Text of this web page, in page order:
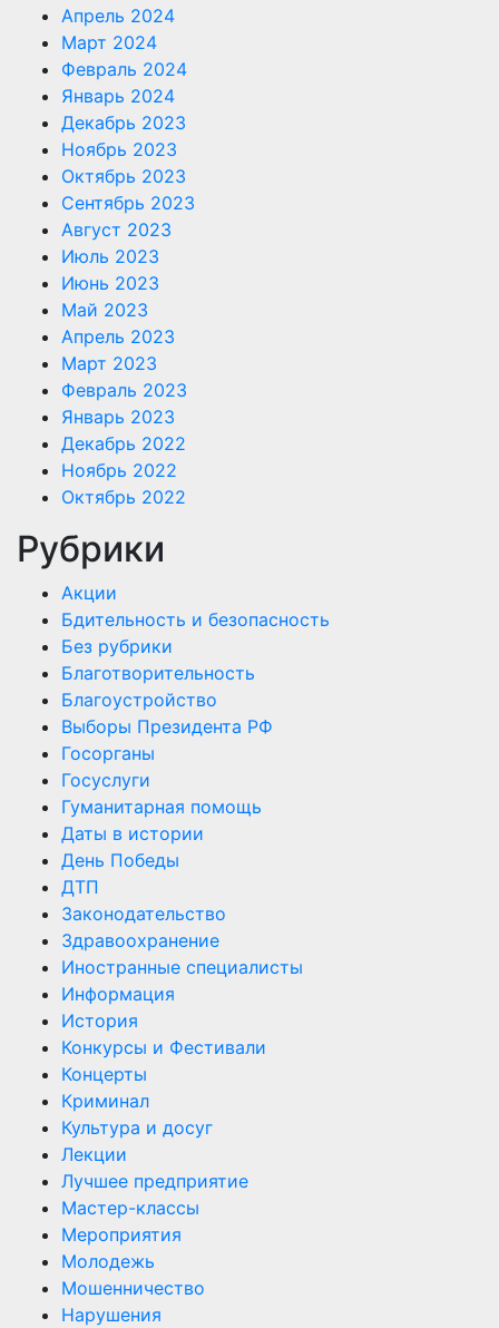
Апрель 2024
Март 2024
Февраль 2024
Январь 2024
Декабрь 2023
Ноябрь 2023
Октябрь 2023
Сентябрь 2023
Август 2023
Июль 2023
Июнь 2023
Май 2023
Апрель 2023
Март 2023
Февраль 2023
Январь 2023
Декабрь 2022
Ноябрь 2022
Октябрь 2022
Рубрики
Акции
Бдительность и безопасность
Без рубрики
Благотворительность
Благоустройство
Выборы Президента РФ
Госорганы
Госуслуги
Гуманитарная помощь
Даты в истории
День Победы
ДТП
Законодательство
Здравоохранение
Иностранные специалисты
Информация
История
Конкурсы и Фестивали
Концерты
Криминал
Культура и досуг
Лекции
Лучшее предприятие
Мастер-классы
Мероприятия
Молодежь
Мошенничество
Нарушения